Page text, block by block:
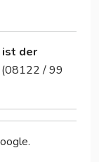
ist der
(08122 / 99